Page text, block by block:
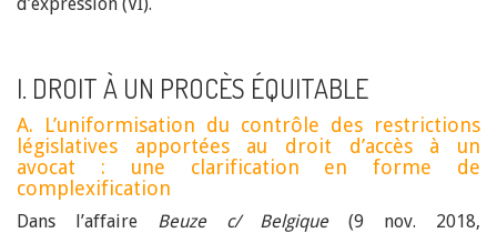
I. DROIT À UN PROCÈS ÉQUITABLE
A. L’uniformisation du contrôle des restrictions
législatives apportées au droit d’accès à un
avocat : une clarification en forme de
complexification
Dans l’affaire Beuze c/ Belgique(9 nov. 2018,